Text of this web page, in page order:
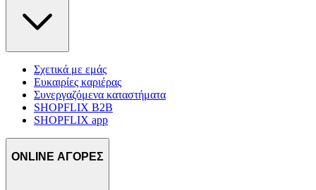
Σχετικά με εμάς
Ευκαιρίες καριέρας
Συνεργαζόμενα καταστήματα
SHOPFLIX B2B
SHOPFLIX app
ONLINE ΑΓΟΡΕΣ